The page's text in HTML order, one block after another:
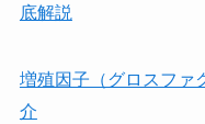
底解説
増殖因子（グロスファ
介